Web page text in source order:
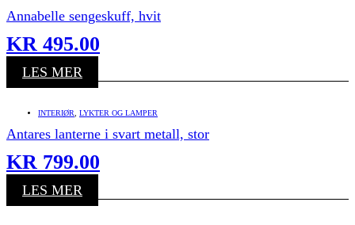
Annabelle sengeskuff, hvit
KR 495.00
LES MER
INTERIØR LYKTER OG LAMPER
Antares lanterne i svart metall, stor
KR 799.00
LES MER